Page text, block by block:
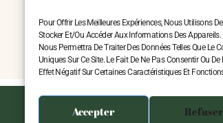
Pour Offrir Les Meilleures Expériences, Nous Utilisons
Stocker Et/ou Accéder Aux Informations Des Appareils.
Nous Permettra De Traiter Des Données Telles Que Le
Uniques Sur Ce Site. Le Fait De Ne Pas Consentir Ou
Effet Négatif Sur Certaines Caractéristiques Et
Accepter Refuser